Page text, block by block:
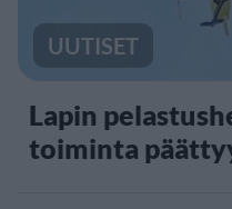
UUTISET
Lapin
toiminta